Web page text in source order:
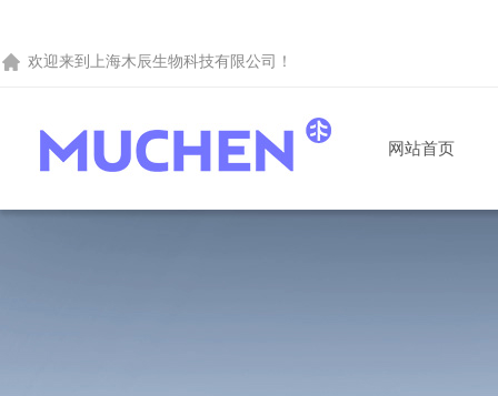
欢迎来到 上海木辰生物科技有限公司 ！
网站首页